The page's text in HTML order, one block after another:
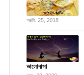
অক্টো. 25, 2018
ভালোবাসা